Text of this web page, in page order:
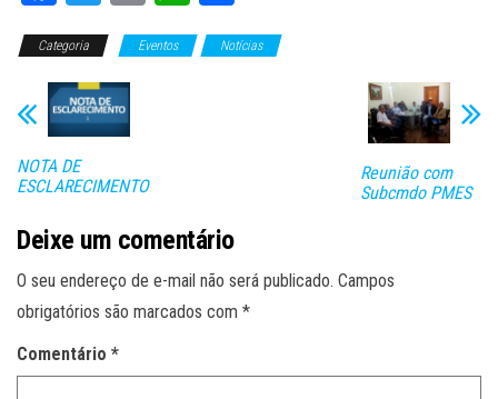
ce
bo
ok
wi
tt
er
m
ail
ha
ts
o
m
Categoria Eventos Notícias
NOTA DE
ESCLARECIMENTO
Reunião com
Subcmdo PMES
Deixe um comentário
O seu endereço de e-mail não será publicado. Campos
obrigatórios são marcados com *
Comentário *